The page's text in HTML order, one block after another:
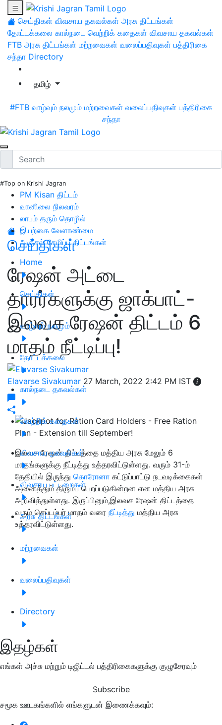
செய்திகள் விவசாய தகவல்கள் அரசு திட்டங்கள்
தோட்டக்கலை கால்நடை வெற்றிக் கதைகள் விவசாய தகவல்கள்
FTB அரசு திட்டங்கள் மற்றவைகள் வலைப்பதிவுகள் பத்திரிகை
சந்தா Directory
தமிழ்
#FTB வாழ்வும் நலமும் மற்றவைகள் வலைப்பதிவுகள் பத்திரிகை
சந்தா
#Top on Krishi Jagran
PM Kisan திட்டம்
வானிலை நிலவரம்
லாபம் தரும் தொழில்
இயற்கை வேளாண்மை
அஞ்சல் சேமிப்பு திட்டங்கள்
Home
செய்திகள்
வாழ்வும் நலமும்
தோட்டக்கலை
கால்நடை தகவல்கள்
வெற்றிக் கதைகள்
விவசாய தகவல்கள்
விவசாய பட்டறைகள்
அரசு திட்டங்கள்
மற்றவைகள்
வலைப்பதிவுகள்
Directory
இதழ்கள்
எங்கள் அச்சு மற்றும் டிஜிட்டல் பத்திரிகைகளுக்கு குழுசேரவும்
Subscribe
சமூக ஊடகங்களில் எங்களுடன் இணைக்கவும்:
செய்திகள்
ரேஷன் அட்டை
தாரர்களுக்கு ஜாக்பாட்-
இலவச ரேஷன் திட்டம் 6
மாதம் நீட்டிப்பு!
Elavarse Sivakumar 27 March, 2022 2:42 PM IST
இலவச ரேஷன் திட்டத்தை மத்திய அரசு மேலும் 6
மாதங்களுக்கு நீட்டித்து உத்தரவிட்டுள்ளது. வரும் 31-ம்
தேதியில் இருந்து கொரோனா கட்டுப்பாட்டு நடவடிக்கைகள்
அனைத்தும் திரும்ப பெறப்படுகின்றன என மத்திய அரசு
அறிவித்துள்ளது. இருப்பினும்,இலவச ரேஷன் திட்டத்தை
வரும் செப்டம்பர் மாதம் வரை நீட்டித்து மத்திய அரசு
உத்தரவிட்டுள்ளது.